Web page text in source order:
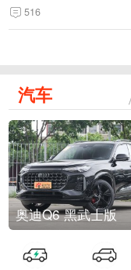
516
汽车
奥迪Q6 黑武士版